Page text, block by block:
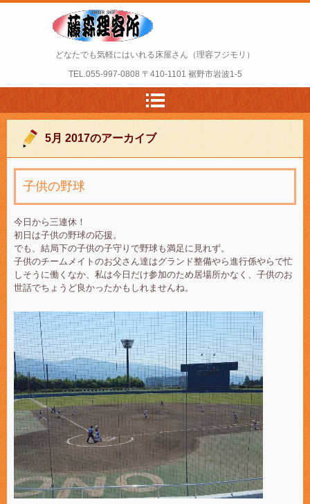
どなたでも気軽にはいれる床屋さん（理容フジモリ）
TEL.055-997-0808 〒410-1101 裾野市岩波1-5
5月 2017のアーカイブ
子供の野球
今日から三連休！
初日は子供の野球の応援。
でも、結局下の子供の子守りで野球も満足に見れず。
子供のチームメイトのお父さん達はグランド整備やら進行係やらで忙
しそうに働くなか、私は今日だけ参加のため居場所かなく、子供のお
世話でちょうど良かったかもしれませんね。